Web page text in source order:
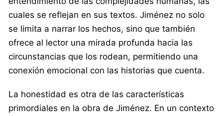
cuales se reflejan en sus textos. Jiménez no solo
se limita a narrar los hechos, sino que también
ofrece al lector una mirada profunda hacia las
circunstancias que los rodean, permitiendo una
conexión emocional con las historias que cuenta.
La honestidad es otra de las características
primordiales en la obra de Jiménez. En un contexto